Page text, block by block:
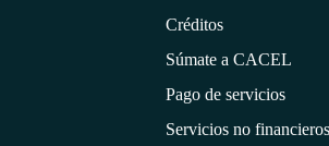
Créditos
Súmate a CACEL
Pago de servicios
Servicios no financieros